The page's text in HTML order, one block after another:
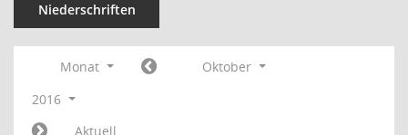
Niederschriften
Monat
Oktober
2016
Aktuell